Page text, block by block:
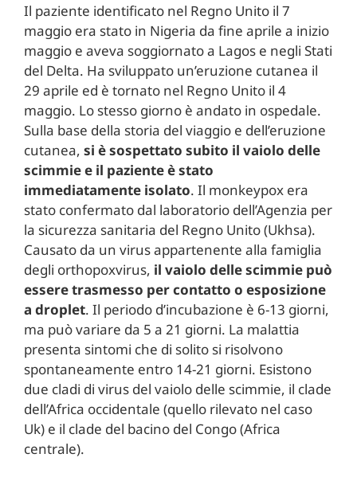
Il paziente identificato nel Regno Unito il 7
maggio era stato in Nigeria da fine aprile a inizio
maggio e aveva soggiornato a Lagos e negli Stati
del Delta. Ha sviluppato un’eruzione cutanea il
29 aprile ed è tornato nel Regno Unito il 4
maggio. Lo stesso giorno è andato in ospedale.
Sulla base della storia del viaggio e dell’eruzione
cutanea, si è sospettato subito il vaiolo delle
scimmie e il paziente è stato
immediatamente isolato. Il monkeypox era
stato confermato dal laboratorio dell’Agenzia per
la sicurezza sanitaria del Regno Unito (Ukhsa).
Causato da un virus appartenente alla famiglia
degli orthopoxvirus, il vaiolo delle scimmie può
essere trasmesso per contatto o esposizione
a droplet. Il periodo d’incubazione è 6-13 giorni,
ma può variare da 5 a 21 giorni. La malattia
presenta sintomi che di solito si risolvono
spontaneamente entro 14-21 giorni. Esistono
due cladi di virus del vaiolo delle scimmie, il clade
dell’Africa occidentale (quello rilevato nel caso
Uk) e il clade del bacino del Congo (Africa
centrale).